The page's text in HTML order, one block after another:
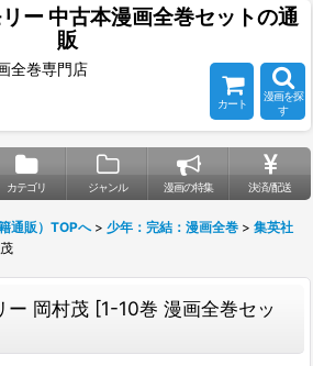
ー 中古本漫画全巻セットの通
販
全巻専門店
カート
漫画を探
す
カテゴリ ジャンル 漫画の特集 決済/配送
通販）TOPへ > 少年：完結：漫画全巻 > 集英社
ー 岡村茂 [1-10巻 漫画全巻セッ